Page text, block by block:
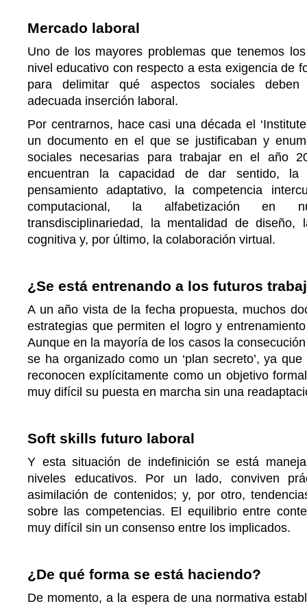
Mercado laboral
Uno de los mayores problemas que tenemos
nivel educativo con respecto a esta exigencia de
para delimitar qué aspectos sociales
adecuada inserción laboral.
Por centrarnos, hace casi una década el
un documento en el que se justificaban y
sociales necesarias para trabajar en el año
encuentran la capacidad de dar sentido, la
pensamiento adaptativo, la competencia
computacional, la alfabetización en
transdisciplinariedad, la mentalidad de
cognitiva y, por último, la colaboración virtual.
¿Se está entrenando a los futuros
A un año vista de la fecha propuesta, muchos
estrategias que permiten el logro y
Aunque en la mayoría de los casos la
se ha organizado como un ‘plan secreto’, ya
reconocen explícitamente como un objetivo
muy difícil su puesta en marcha sin una
Soft skills futuro laboral
Y esta situación de indefinición se está
niveles educativos. Por un lado, conviven
asimilación de contenidos; y, por otro,
sobre las competencias. El equilibrio entre
muy difícil sin un consenso entre los implicados.
¿De qué forma se está haciendo?
De momento, a la espera de una normativa